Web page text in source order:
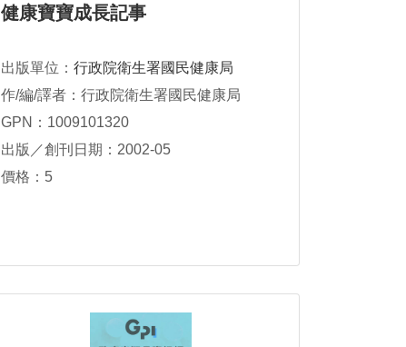
健康寶寶成長記事
出版單位： 行政院衛生署國民健康局
作/編/譯者：行政院衛生署國民健康局
GPN：1009101320
出版／創刊日期：2002-05
價格：5